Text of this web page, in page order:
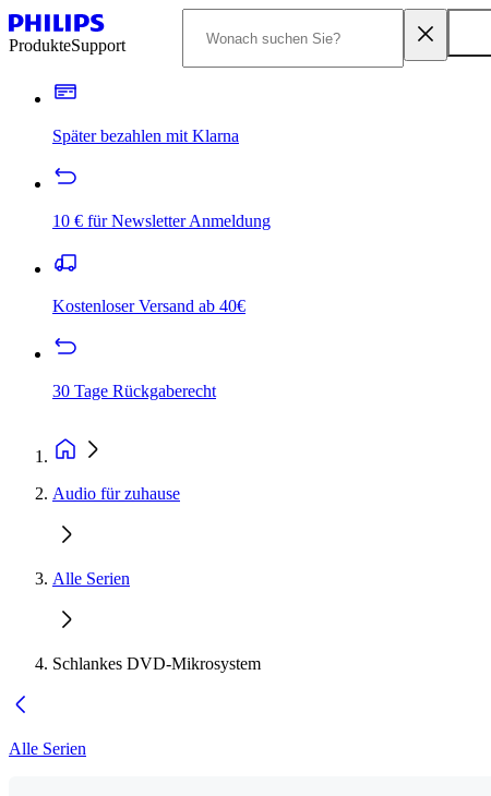
ProdukteSupport
Später bezahlen mit Klarna
10 € für Newsletter Anmeldung
Kostenloser Versand ab 40€
30 Tage Rückgaberecht
Audio für zuhause
Alle Serien
Schlankes DVD-Mikrosystem
Alle Serien